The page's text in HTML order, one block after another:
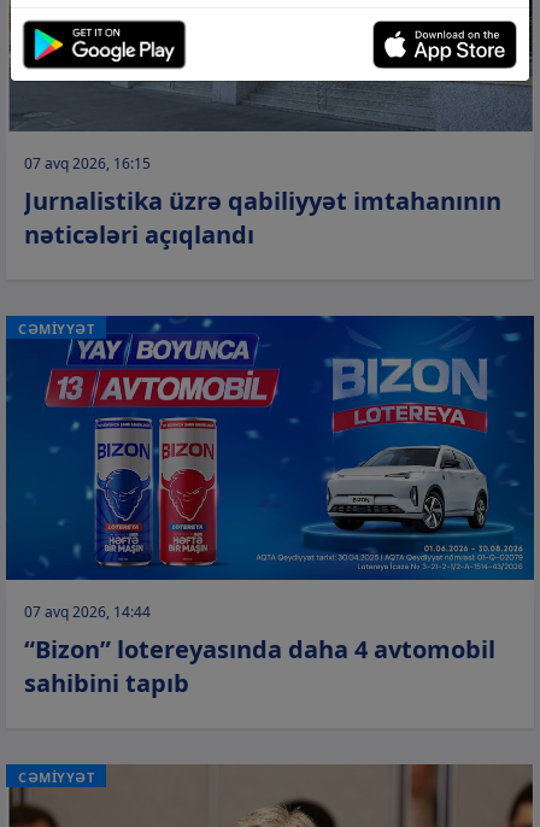
07 avq 2026, 16:15
Jurnalistika üzrə qabiliyyət imtahanının
nəticələri açıqlandı
CƏMİYYƏT
07 avq 2026, 14:44
“Bizon” lotereyasında daha 4 avtomobil
sahibini tapıb
CƏMİYYƏT